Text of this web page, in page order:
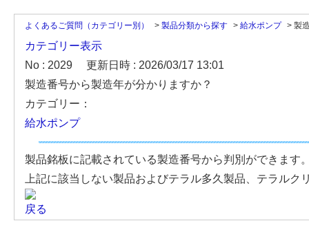
よくあるご質問（カテゴリー別） > 製品分類から探す > 給水ポンプ > 製
カテゴリー表示
No : 2029
更新日時 : 2026/03/17 13:01
製造番号から製造年が分かりますか？
カテゴリー：
給水ポンプ
製品銘板に記載されている製造番号から判別ができます
上記に該当しない製品およびテラル多久製品、テラル
戻る